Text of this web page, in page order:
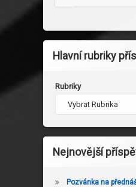
Hlavní rubriky
Rubriky
Nejnovější
Pozvánka na